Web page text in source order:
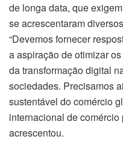
de longa data, que
se acrescentaram
“Devemos fornecer
a aspiração de otimizar
da transformação digital
sociedades. Precisamos
sustentável do comércio
internacional de
acrescentou.